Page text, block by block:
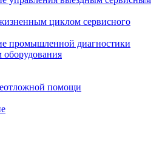
циклом сервисного
промышленной диагностики
оборудования
помощи